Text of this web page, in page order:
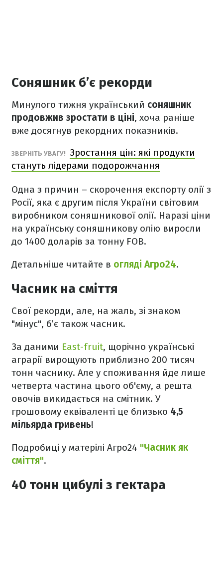
Соняшник б’є рекорди
Минулого тижня український соняшник
продовжив зростати в ціні, хоча раніше
вже досягнув рекордних показників.
ЗВЕРНІТЬ УВАГУ! Зростання цін: які продукти
стануть лідерами подорожчання
Одна з причин – скорочення експорту олії з
Росії, яка є другим після України світовим
виробником соняшникової олії. Наразі ціни
на українську соняшникову олію виросли
до 1400 доларів за тонну FOB.
Детальніше читайте в огляді Агро24.
Часник на сміття
Свої рекорди, але, на жаль, зі знаком
"мінус", б’є також часник.
За даними East-fruit, щорічно українські
аграрії вирощують приблизно 200 тисяч
тонн часнику. Але у споживання йде лише
четверта частина цього об'єму, а решта
овочів викидається на смітник. У
грошовому еквіваленті це близько 4,5
мільярда гривень!
Подробиці у матерілі Агро24 "Часник як
сміття".
40 тонн цибулі з гектара